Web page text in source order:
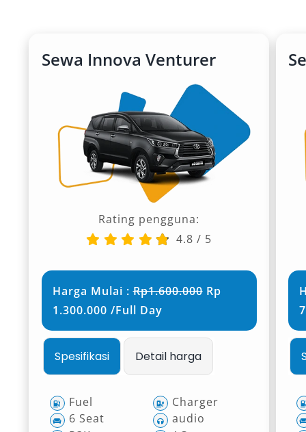
Sewa Innova Venturer
Rating pengguna:
4.8 / 5
Harga Mulai :Rp1.600.000Rp
1.300.000 /Full Day
Spesifikasi Detail harga
Fuel
6 Seat
Charger
audio